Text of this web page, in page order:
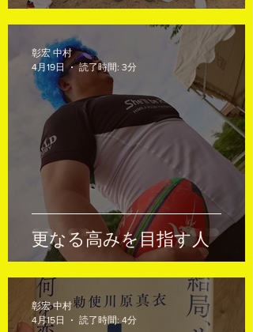
更なる高みを目指す人
彰宏 中村
4月19日
読了時間: 3分
彰宏 中村
4月15日
読了時間: 4分